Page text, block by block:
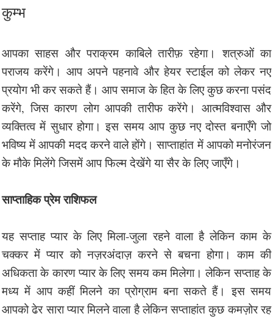
कुम्भ
आपका साहस और पराक्रम काबिले तारीफ़ रहेगा। शत्रुओं का
पराजय करेंगे। आप अपने पहनावे और हेयर स्टाईल को लेकर नए
प्रयोग भी कर सकते हैं। आप समाज के हित के लिए कुछ करना पसंद
करेंगे, जिस कारण लोग आपकी तारीफ करेंगे। आत्मविश्वास और
व्यक्तित्व में सुधार होगा। इस समय आप कुछ नए दोस्त बनाएँगे जो
भविष्य में आपकी मदद करने वाले होंगे। साप्ताहांत में आपको मनोरंजन
के मौके मिलेंगे जिसमें आप फिल्म देखेंगे या सैर के लिए जाएँगे।
साप्ताहिक प्रेम राशिफल
यह सप्ताह प्यार के लिए मिला-जुला रहने वाला है लेकिन काम के
चक्कर में प्यार को नज़रअंदाज़ करने से बचना होगा। काम की
अधिकता के कारण प्यार के लिए समय कम मिलेगा। लेकिन सप्ताह के
मध्य में आप कहीं मिलने का प्रोग्राम बना सकते हैं। इस समय
आपको ढेर सारा प्यार मिलने वाला है लेकिन सप्ताहांत कुछ कमज़ोर रह